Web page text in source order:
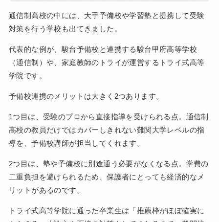
通信制高校の中には、大手予備校や学習塾と提携して受験
対策を行う学校も出てきました。
代表的な例が、駿台予備校と連携する駿台甲府高等学校
（通信制）や、家庭教師のトライが運営するトライ式高等
学院です。
予備校連携のメリットは大きく2つあります。
1つ目は、受験のプロから直接指導を受けられる点。通信制
高校の教員だけではカバーしきれない難関大学レベルの指
導を、予備校講師が担当してくれます。
2つ目は、塾や予備校に別途通う必要がなくなる点。学費の
二重負担を避けられるため、保護者にとっても経済的なメ
リットがあるのです。
トライ式高等学院に通った卒業生は「推薦枠がほぼ確実に